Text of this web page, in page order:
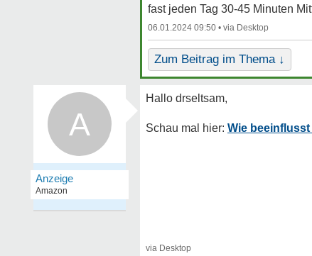
fast jeden Tag 30-45 Minuten
06.01.2024 09:50 •
Zum Beitrag im Thema ↓
A Wie